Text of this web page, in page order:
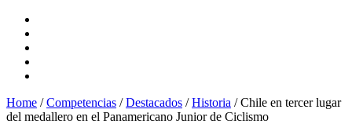
Home /Competencias /Destacados /Historia /Chile en tercer lugar
del medallero en el Panamericano Junior de Ciclismo